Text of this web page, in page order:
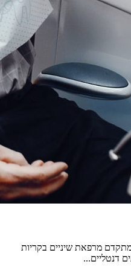
מתקדם מרפאת שיניים בקריות
דנטליים...